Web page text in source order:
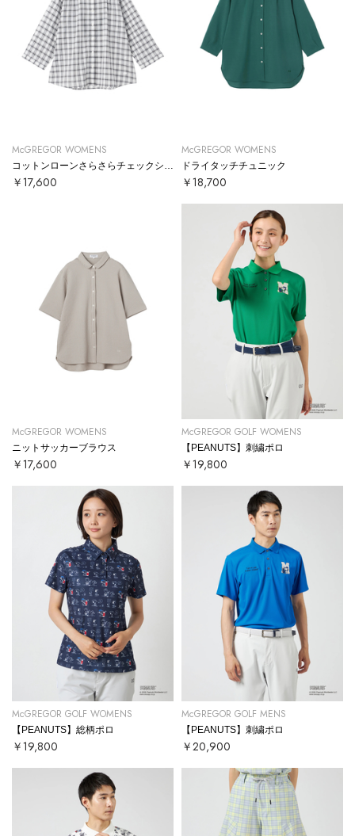
McGREGOR WOMENS
￥17,600
McGREGOR WOMENS
ドライタッチチュニック
￥18,700
McGREGOR WOMENS
ニットサッカーブラウス
￥17,600
McGREGOR GOLF WOMENS
【PEANUTS】刺繍ポロ
￥19,800
McGREGOR GOLF WOMENS
【PEANUTS】総柄ポロ
￥19,800
McGREGOR GOLF MENS
【PEANUTS】刺繍ポロ
￥20,900